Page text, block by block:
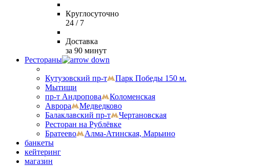
Круглосуточно
24 / 7
Доставка
за 90 минут
Рестораны
Кутузовский пр-т
Парк Победы 150 м.
Мытищи
пр-т Андропова
Коломенская
Аврора
Медведково
Балаклавский пр-т
Чертановская
Ресторан на Рублёвке
Братеево
Алма-Атинская, Марьино
банкеты
кейтеринг
магазин